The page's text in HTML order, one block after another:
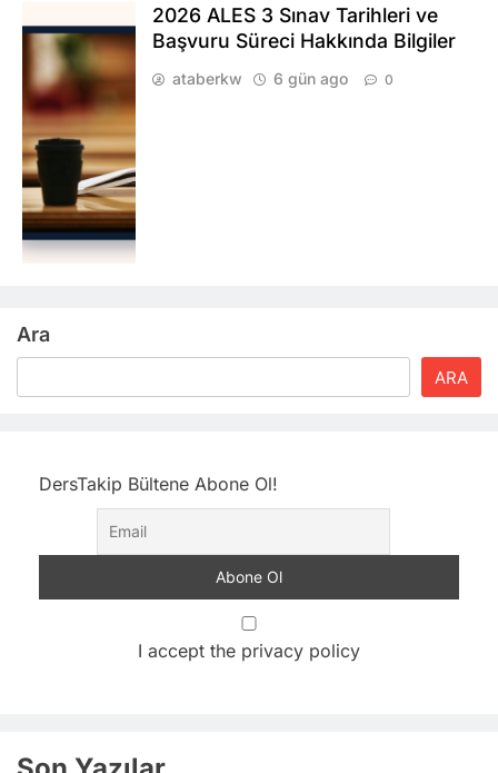
2026 ALES 3 Sınav Tarihleri ve
Başvuru Süreci Hakkında Bilgiler
ataberkw 6 gün ago 0
Ara
ARA
DersTakip Bültene Abone Ol!
I accept the privacy policy